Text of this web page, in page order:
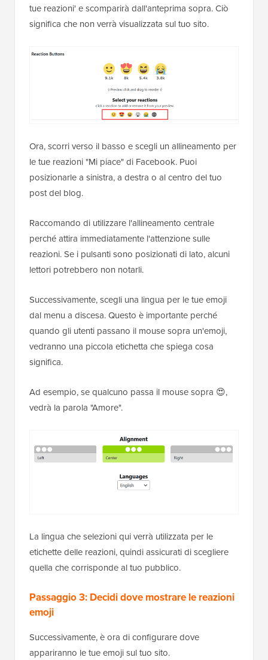
tue reazioni' e scomparirà dall'anteprima sopra. Ciò
significa che non verrà visualizzata sul tuo sito.
Ora, scorri verso il basso e scegli un allineamento per
le tue reazioni "Mi piace" di Facebook. Puoi
posizionarle a sinistra, a destra o al centro del tuo
post del blog.
Raccomando di utilizzare l'allineamento centrale
perché attira immediatamente l'attenzione sulle
reazioni. Se i pulsanti sono posizionati di lato, alcuni
lettori potrebbero non notarli.
Successivamente, scegli una lingua per le tue emoji
dal menu a discesa. Questo è importante perché
quando gli utenti passano il mouse sopra un'emoji,
vedranno una piccola etichetta che spiega cosa
significa.
Ad esempio, se qualcuno passa il mouse sopra 😍,
vedrà la parola "Amore".
La lingua che selezioni qui verrà utilizzata per le
etichette delle reazioni, quindi assicurati di scegliere
quella che corrisponde al tuo pubblico.
Passaggio 3: Decidi dove mostrare le reazioni
emoji
Successivamente, è ora di configurare dove
appariranno le tue emoji sul tuo sito.